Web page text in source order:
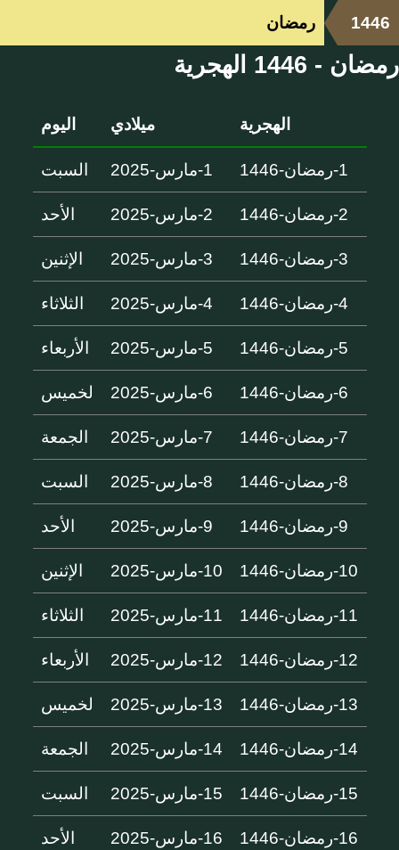
1446 رمضان
رمضان - 1446 الهجرية
الهجرية ميلادي اليوم
1-رمضان-1446 1-مارس-2025 السبت
2-رمضان-1446 2-مارس-2025 الأحد
3-رمضان-1446 3-مارس-2025 الإثنين
4-رمضان-1446 4-مارس-2025 الثلاثاء
5-رمضان-1446 5-مارس-2025 الأربعاء
6-رمضان-1446 6-مارس-2025 لخميس
7-رمضان-1446 7-مارس-2025 الجمعة
8-رمضان-1446 8-مارس-2025 السبت
9-رمضان-1446 9-مارس-2025 الأحد
10-رمضان-1446 10-مارس-2025 الإثنين
11-رمضان-1446 11-مارس-2025 الثلاثاء
12-رمضان-1446 12-مارس-2025 الأربعاء
13-رمضان-1446 13-مارس-2025 لخميس
14-رمضان-1446 14-مارس-2025 الجمعة
15-رمضان-1446 15-مارس-2025 السبت
16-رمضان-1446 16-مارس-2025 الأحد